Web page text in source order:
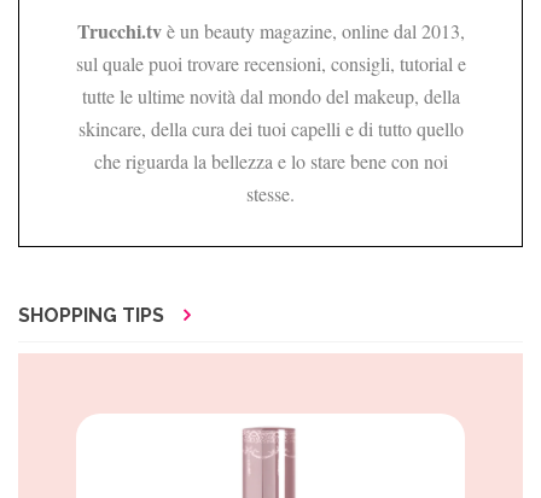
Trucchi.tvè un beauty magazine, online dal 2013,
sul quale puoi trovare recensioni, consigli, tutorial e
tutte le ultime novità dal mondo del makeup, della
skincare, della cura dei tuoi capelli e di tutto quello
che riguarda la bellezza e lo stare bene con noi
stesse.
SHOPPING TIPS